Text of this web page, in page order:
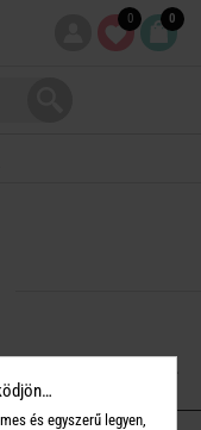
0 0
és egyszerű legyen,